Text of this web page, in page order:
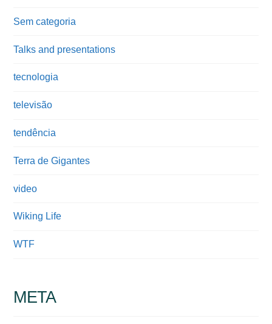
Sem categoria
Talks and presentations
tecnologia
televisão
tendência
Terra de Gigantes
video
Wiking Life
WTF
META